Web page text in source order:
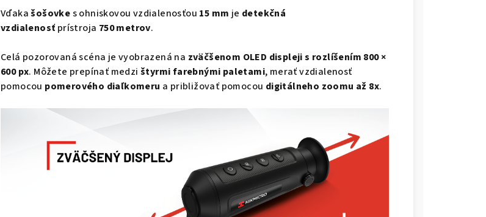
Vďaka šošovkes ohniskovou vzdialenosťou 15 mm je detekčná
vzdialenosť prístroja 750 metrov.
Celá pozorovaná scéna je vyobrazená na zväčšenom OLED displeji s rozlíšením 800 ×
600 px. Môžete prepínať medzi štyrmi farebnými paletami, merať vzdialenosť
pomocou pomerového diaľkomeru a približovať pomocou digitálneho zoomu až 8x.